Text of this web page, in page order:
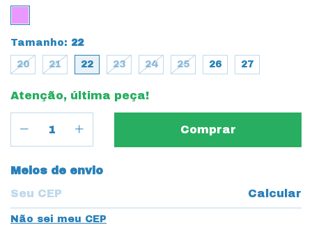
Tamanho: 22
20 21 22 23 24 25 26 27
Atenção, última peça!
Entregas para o CEP:
Meios de envio
Calcular
Não sei meu CEP